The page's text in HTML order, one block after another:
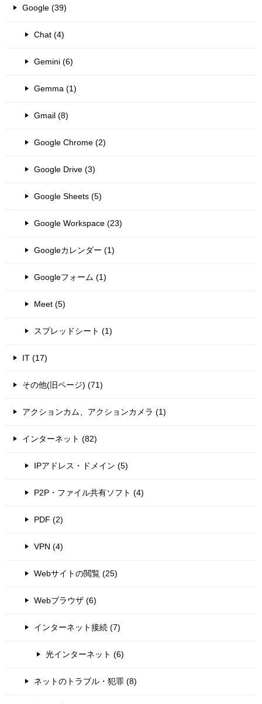
Google (39)
Chat (4)
Gemini (6)
Gemma (1)
Gmail (8)
Google Chrome (2)
Google Drive (3)
Google Sheets (5)
Google Workspace (23)
Googleカレンダー (1)
Googleフォーム (1)
Meet (5)
スプレッドシート (1)
IT (17)
その他(旧ページ) (71)
アクションカム、アクションカメラ (1)
インターネット (82)
IPアドレス・ドメイン (5)
P2P・ファイル共有ソフト (4)
PDF (2)
VPN (4)
Webサイトの閲覧 (25)
Webブラウザ (6)
インターネット接続 (7)
光インターネット (6)
ネットのトラブル・犯罪 (8)